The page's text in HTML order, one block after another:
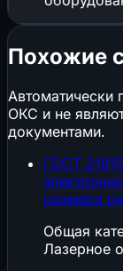
Похожие
Автоматически
ОКС и не
документами.
ГОСТ
размера
Общая
Лазерное